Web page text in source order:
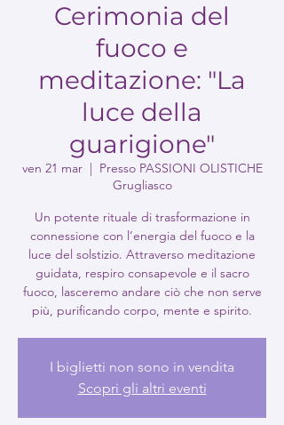
Cerimonia del
fuoco e
meditazione: "La
luce della
guarigione"
ven 21 mar
  |
Presso PASSIONI OLISTICHE
Grugliasco
Un potente rituale di trasformazione in
connessione con l’energia del fuoco e la
luce del solstizio. Attraverso meditazione
guidata, respiro consapevole e il sacro
fuoco, lasceremo andare ciò che non serve
più, purificando corpo, mente e spirito.
I biglietti non sono in vendita
Scopri gli altri eventi